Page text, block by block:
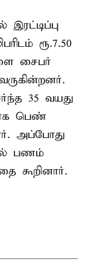
ரூ.7.50
சைபர்
35 வயது
பெண்
அப்போது
பணம்
கூறினார்.